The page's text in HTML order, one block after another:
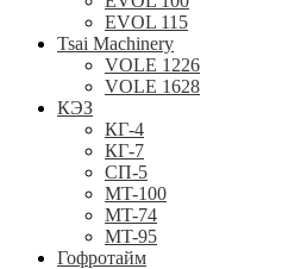
EVOL 115
Tsai Machinery
VOLE 1226
VOLE 1628
КЭЗ
КГ-4
КГ-7
СП-5
MT-100
MT-74
MT-95
Гофротайм